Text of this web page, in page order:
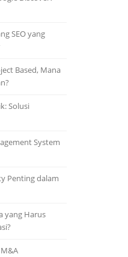
SEO yang
Based, Mana
Solusi
System
Penting dalam
yang Harus